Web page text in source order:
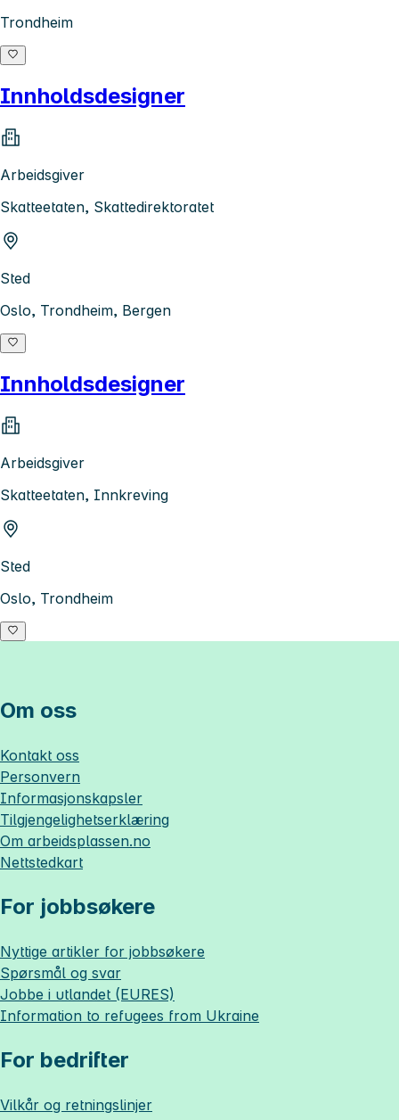
Trondheim
Innholdsdesigner
Arbeidsgiver
Skatteetaten, Skattedirektoratet
Sted
Oslo, Trondheim, Bergen
Innholdsdesigner
Arbeidsgiver
Skatteetaten, Innkreving
Sted
Oslo, Trondheim
Om oss
Kontakt oss
Personvern
Informasjonskapsler
Tilgjengelighetserklæring
Om arbeidsplassen.no
Nettstedkart
For jobbsøkere
Nyttige artikler for jobbsøkere
Spørsmål og svar
Jobbe i utlandet (EURES)
Information to refugees from Ukraine
For bedrifter
Vilkår og retningslinjer